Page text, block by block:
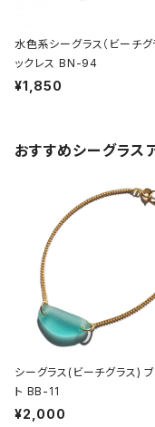
水色系シーグラス（ビーチグ
ックレス BN-94
¥1,850
おすすめシーグラス
シーグラス(ビーチグラス)
ト BB-11
¥2,000